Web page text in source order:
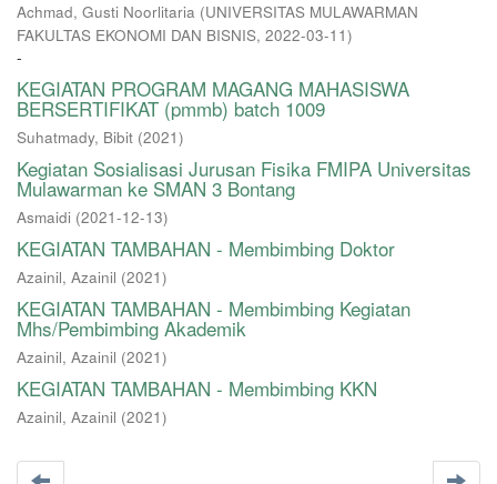
Achmad, Gusti Noorlitaria (UNIVERSITAS MULAWARMAN
FAKULTAS EKONOMI DAN BISNIS, 2022-03-11)
-
KEGIATAN PROGRAM MAGANG MAHASISWA
BERSERTIFIKAT (pmmb) batch 1009
Suhatmady, Bibit (2021)
Kegiatan Sosialisasi Jurusan Fisika FMIPA Universitas
Mulawarman ke SMAN 3 Bontang
Asmaidi (2021-12-13)
KEGIATAN TAMBAHAN - Membimbing Doktor
Azainil, Azainil (2021)
KEGIATAN TAMBAHAN - Membimbing Kegiatan
Mhs/Pembimbing Akademik
Azainil, Azainil (2021)
KEGIATAN TAMBAHAN - Membimbing KKN
Azainil, Azainil (2021)